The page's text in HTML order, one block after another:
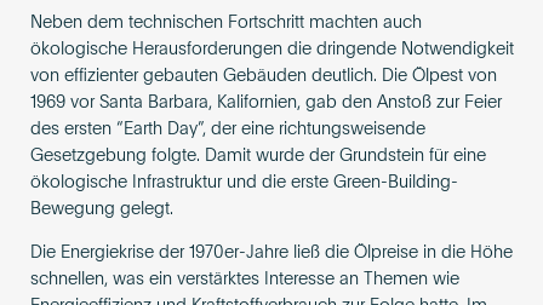
Neben dem technischen Fortschritt machten auch
ökologische Herausforderungen die dringende Notwendigkeit
von effizienter gebauten Gebäuden deutlich. Die Ölpest von
1969 vor Santa Barbara, Kalifornien, gab den Anstoß zur Feier
des ersten “Earth Day”, der eine richtungsweisende
Gesetzgebung folgte. Damit wurde der Grundstein für eine
ökologische Infrastruktur und die erste Green-Building-
Bewegung gelegt.
Die Energiekrise der 1970er-Jahre ließ die Ölpreise in die Höhe
schnellen, was ein verstärktes Interesse an Themen wie